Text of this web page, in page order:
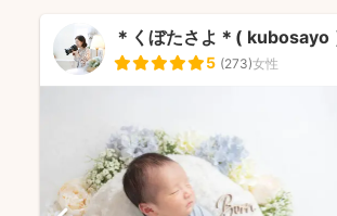
＊くぼたさよ＊( kubosayo
5 (273)女性